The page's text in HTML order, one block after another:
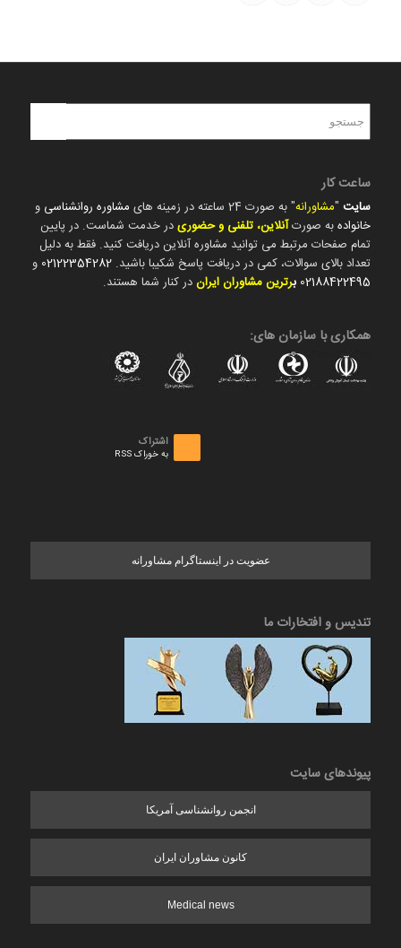
ساعت کار
سایت"مشاورانه" به صورت 24 ساعته در زمینه های مشاوره روانشناسی و
خانوادهبه صورتآنلاین، تلفنی و حضوریدر خدمت شماست. در پایین
تمام صفحات مرتبط می توانید مشاوره آنلاین دریافت کنید. فقط به دلیل
تعداد بالای سوالات، کمی در دریافت پاسخ شکیبا باشید. 02122354282 و
02188422495 برترین مشاوران ایراندر کنار شما هستند.
همکاری با سازمان های:
اشتراک
به خوراک RSS
عضویت در اینستاگرام مشاورانه
تندیس و افتخارات ما
پیوندهای سایت
انجمن روانشناسی آمریکا
کانون مشاوران ایران
Medical news